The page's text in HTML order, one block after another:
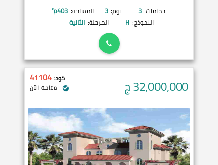
حمامات: 3 نوم: 3 المساحة: 403م²
النموذج: H المرحلة: الثانية
32,000,000ج كود: 41104
متاحة الآن